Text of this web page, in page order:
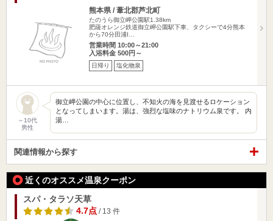
熊本県 / 葦北郡芦北町
たのうら御立岬公園駅1.38km
肥薩オレンジ鉄道御立岬公園駅下車、タクシーで4分熊本
から70分田浦I…
営業時間 10:00～21:00
入浴料金 500円～
日帰り 塩化物泉
～10代
男性
御立岬公園の中心に位置し、不知火の海を見渡せるロケーション
となってしまいます。湯は、強烈な塩味のナトリウム泉です。 内
湯…
関連情報から探す
近くのオススメ温泉クーポン
スパ・タラソ天草
4.7点/ 13 件